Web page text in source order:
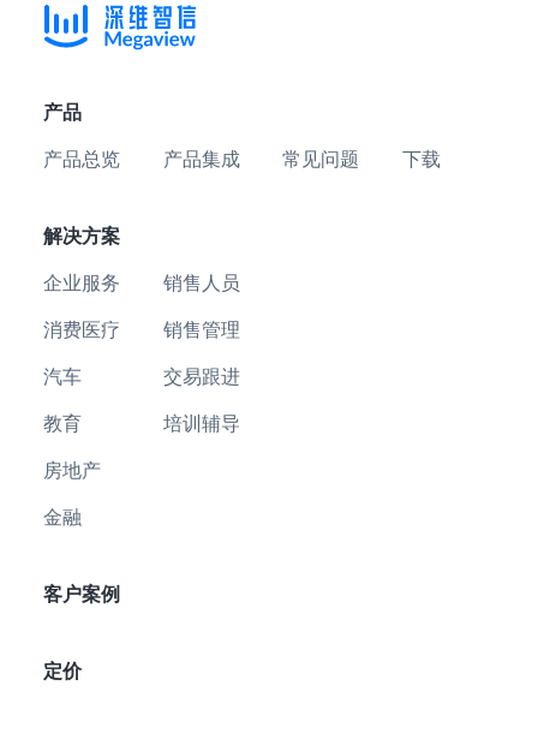
产品
产品总览 产品集成 常见问题 下载
解决方案
企业服务
消费医疗
汽车
教育
房地产
金融
销售人员
销售管理
交易跟进
培训辅导
客户案例
定价